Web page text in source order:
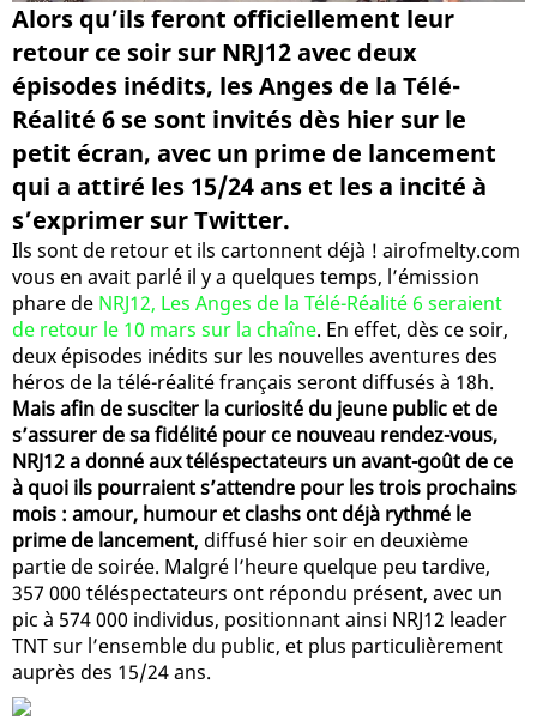
Alors qu’ils feront officiellement leur
retour ce soir sur NRJ12 avec deux
épisodes inédits, les Anges de la Télé-
Réalité 6 se sont invités dès hier sur le
petit écran, avec un prime de lancement
qui a attiré les 15/24 ans et les a incité à
s’exprimer sur Twitter.
Ils sont de retour et ils cartonnent déjà ! airofmelty.com
vous en avait parlé il y a quelques temps, l’émission
phare de NRJ12, Les Anges de la Télé-Réalité 6 seraient
de retour le 10 mars sur la chaîne. En effet, dès ce soir,
deux épisodes inédits sur les nouvelles aventures des
héros de la télé-réalité français seront diffusés à 18h.
Mais afin de susciter la curiosité du jeune public et de
s’assurer de sa fidélité pour ce nouveau rendez-vous,
NRJ12 a donné aux téléspectateurs un avant-goût de ce
à quoi ils pourraient s’attendre pour les trois prochains
mois : amour, humour et clashs ont déjà rythmé le
prime de lancement, diffusé hier soir en deuxième
partie de soirée. Malgré l’heure quelque peu tardive,
357 000 téléspectateurs ont répondu présent, avec un
pic à 574 000 individus, positionnant ainsi NRJ12 leader
TNT sur l’ensemble du public, et plus particulièrement
auprès des 15/24 ans.